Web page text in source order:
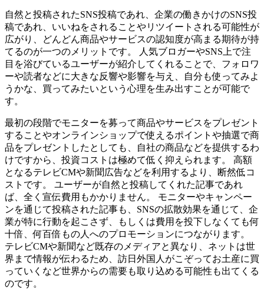
自然と投稿されたSNS投稿であれ、企業の働きかけのSNS投
稿であれ、いいねをされることやリツイートされる可能性が
広がり、どんどん商品やサービスの認知度が高まる期待が持
てるのが一つのメリットです。 人気ブロガーやSNS上で注
目を浴びているユーザーが紹介してくれることで、フォロワ
ーや読者などに大きな反響や影響を与え、自分も使ってみよ
うかな、買ってみたいという心理を生み出すことが可能で
す。
最初の段階でモニターを募って商品やサービスをプレゼント
することやオンラインショップで使えるポイントや抽選で商
品をプレゼントしたとしても、自社の商品などを提供するわ
けですから、投資コストは極めて低く抑えられます。 高額
となるテレビCMや新聞広告などを利用するより、断然低コ
ストです。 ユーザーが自然と投稿してくれた記事であれ
ば、全く宣伝費用もかかりません。 モニターやキャンペー
ンを通じて投稿された記事も、SNSの拡散効果を通じて、企
業が特に行動を起こさず、もしくは費用を投下しなくても何
十倍、何百倍もの人へのプロモーションにつながります。
テレビCMや新聞など既存のメディアと異なり、ネットは世
界まで情報が伝わるため、訪日外国人がこぞってお土産に買
っていくなど世界からの需要も取り込める可能性も出てくる
のです。